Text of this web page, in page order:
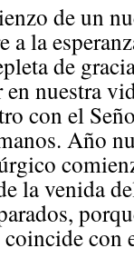
de un
a la
de
en nuestra
con el
Año
la venida
con